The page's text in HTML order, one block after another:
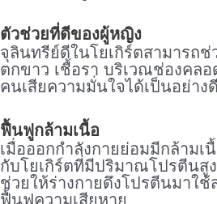
ตัวช่วยที่ดีของผู้หญิง
จุลินทรีย์ดีในโยเกิร์ตสามารถ
ตกขาว เชื้อรา บริเวณช่องคล
คนเสียความมั่นใจได้เป็นอย่างดี
ฟื้นฟูกล้ามเนื้อ
เมื่อออกกำลังกายย่อมมีกล้ามเ
กับโยเกิร์ตที่มีปริมาณโปรตีนสู
ช่วยให้ร่างกายดึงโปรตีนมาใช้
ฟื้นฟูความเสียหาย